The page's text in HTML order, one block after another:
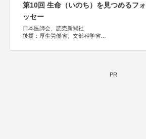
第10回 生命（いのち）を見つめるフ
ッセー
日本医師会、読売新聞社
後援：厚生労働省、文部科学省
しん生命保険株式会社
PR